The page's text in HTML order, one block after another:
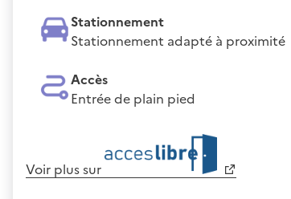
Stationnement
Stationnement adapté à proximité
Accès
Entrée de plain pied
Voir plus sur